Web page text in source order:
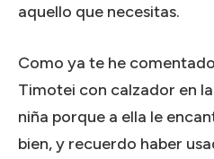
aquello que necesitas.
Como ya te he
Timotei con calzador en
niña porque a ella le
bien, y recuerdo haber